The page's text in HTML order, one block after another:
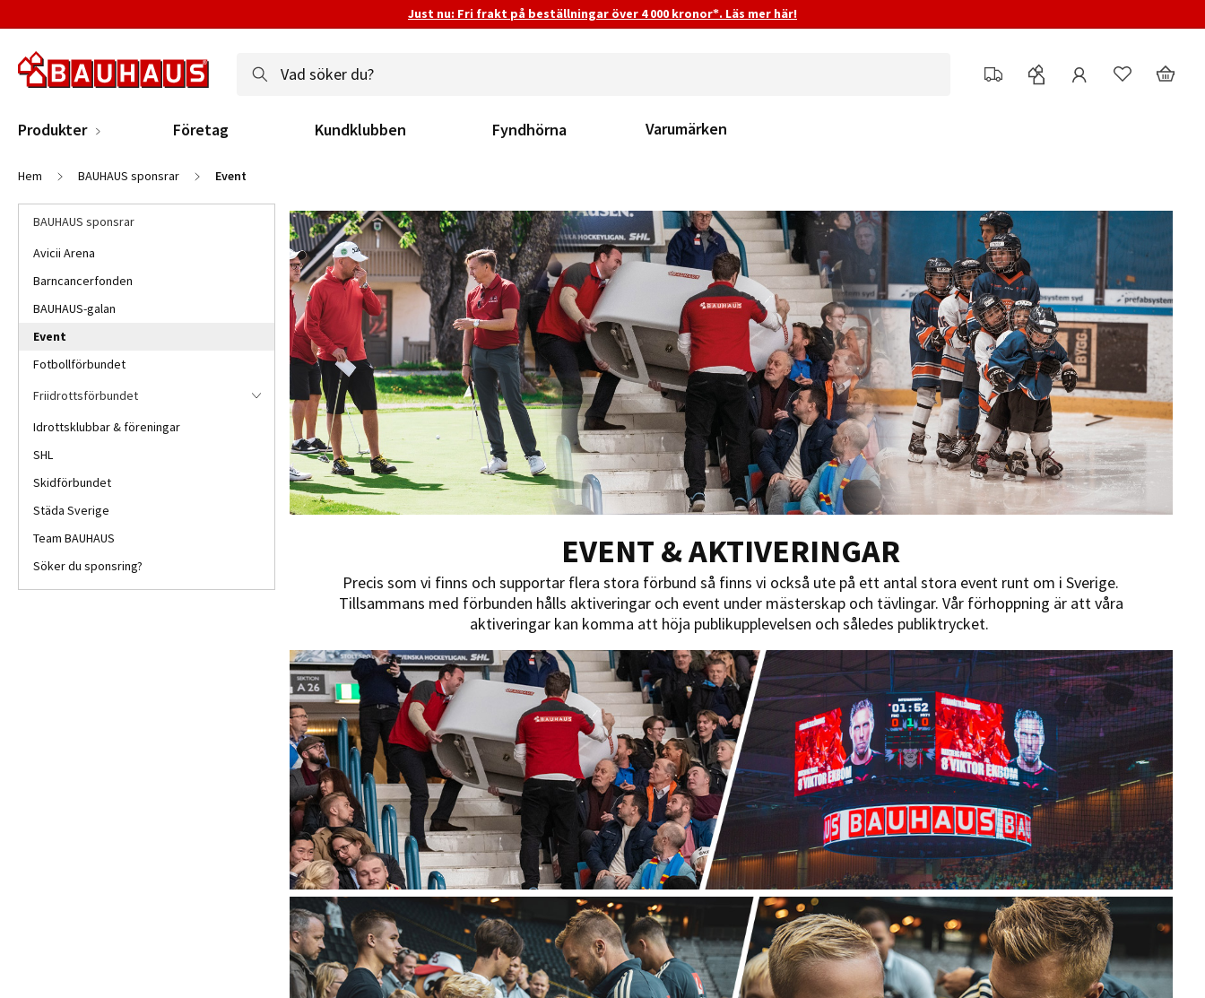
Just nu: Fri frakt på beställningar över 4 000 kronor*. Läs mer här!
Produkter Företag Kundklubben Fyndhörna Varumärken
Hem BAUHAUS sponsrar Event
EVENT & AKTIVERINGAR
Precis som vi finns och supportar flera stora förbund så finns vi också ute på ett antal stora event runt om i Sverige.
Tillsammans med förbunden hålls aktiveringar och event under mästerskap och tävlingar. Vår förhoppning är att våra
aktiveringar kan komma att höja publikupplevelsen och således publiktrycket.
BAUHAUS sponsrar
Avicii Arena
Barncancerfonden
BAUHAUS-galan
Event
Fotbollförbundet
Friidrottsförbundet
Idrottsklubbar & föreningar
SHL
Skidförbundet
Städa Sverige
Team BAUHAUS
Söker du sponsring?